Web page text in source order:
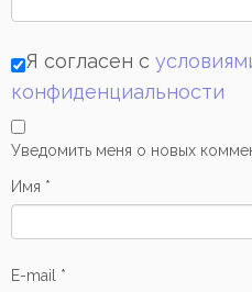
Я согласен с
конфиденциальности
Уведомить меня о новых
Имя *
E-mail *